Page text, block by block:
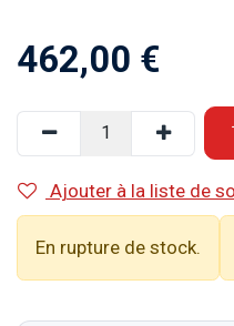
462,00 €
Ajouter à la liste de
En rupture de stock.